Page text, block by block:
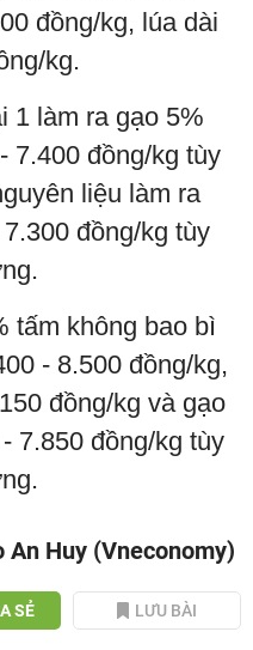
đồng/kg, lúa dài
kg.
1 làm ra gạo 5%
7.400 đồng/kg tùy
liệu làm ra
đồng/kg tùy
tấm không bao bì
- 8.500 đồng/kg,
đồng/kg và gạo
7.850 đồng/kg tùy
An Huy (Vneconomy)
SẺ LƯU BÀI